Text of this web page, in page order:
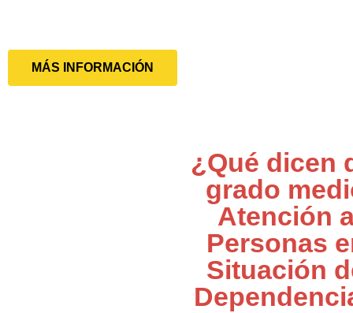
MÁS INFORMACIÓN
¿Qué dicen
grado
Atención
Personas
Situación